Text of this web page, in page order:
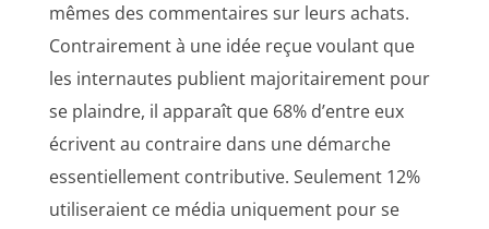
mêmes des commentaires sur leurs achats.
Contrairement à une idée reçue voulant que
les internautes publient majoritairement pour
se plaindre, il apparaît que 68% d’entre eux
écrivent au contraire dans une démarche
essentiellement contributive. Seulement 12%
utiliseraient ce média uniquement pour se